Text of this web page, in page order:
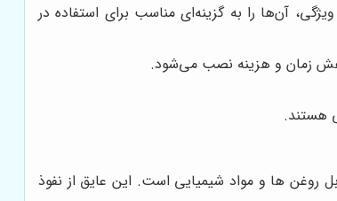
آن‌ها را به گزینه‌ای مناسب برای استفاده در
زمان و هزینه نصب می‌شود.
هستند.
روغن ها و مواد شیمیایی است. این عایق از نفوذ